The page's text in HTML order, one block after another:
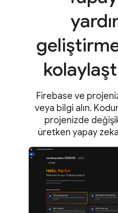
Firebase ve
veya bilgi alın.
projenizde
üretken yapay